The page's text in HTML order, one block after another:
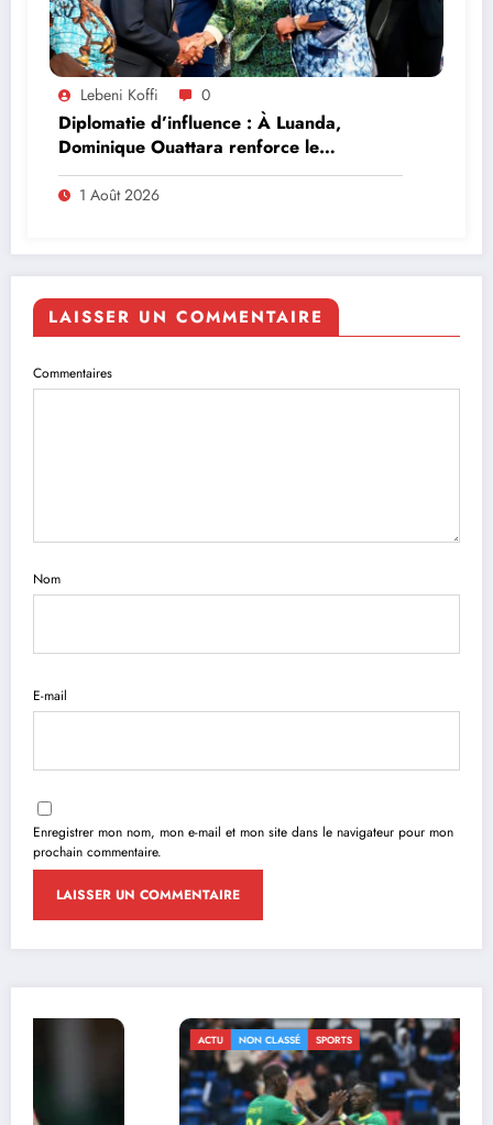
Lebeni Koffi 0
Diplomatie d’influence : À Luanda,
Dominique Ouattara renforce le
leadership solidaire de la Côte d’Ivoire en
Afrique
1 Août 2026
LAISSER UN COMMENTAIRE
Commentaires
Nom
E-mail
Enregistrer mon nom, mon e-mail et mon site dans le navigateur pour mon
prochain commentaire.
SPORTS